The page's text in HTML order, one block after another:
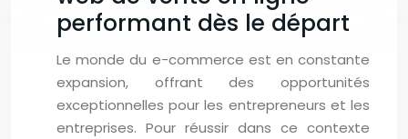
performant dès le départ
Le monde du e-commerce est en constante
expansion, offrant des opportunités
exceptionnelles pour les entrepreneurs et les
entreprises. Pour réussir dans ce contexte